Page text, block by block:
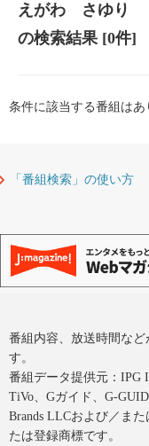
えがわ さゆり
の検索結果[0件]
条件に該当する番組はあ
「番組検索」の使い方
番組内容、放送時間な
す。
番組データ提供元：IPG
TiVo、Gガイド、G-
Brands LLCおよび／ま
たは登録商標です。